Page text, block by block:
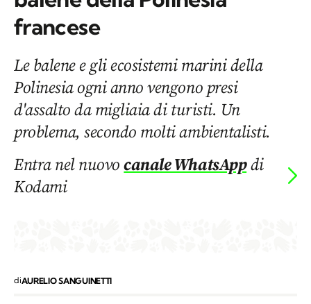
francese
Le balene e gli ecosistemi marini della
Polinesia ogni anno vengono presi
d'assalto da migliaia di turisti. Un
problema, secondo molti ambientalisti.
Entra nel nuovocanale WhatsAppdi
Kodami
diAURELIO SANGUINETTI